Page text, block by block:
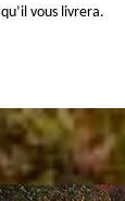
vous livrera.